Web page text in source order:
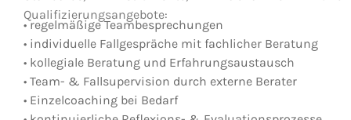
Qualifizierungsangebote:
• regelmäßige Teambesprechungen
• individuelle Fallgespräche mit fachlicher Beratung
• kollegiale Beratung und Erfahrungsaustausch
• Team- & Fallsupervision durch externe Berater
• Einzelcoaching bei Bedarf